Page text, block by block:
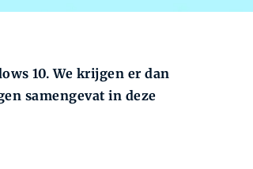
10. We krijgen er dan
samengevat in deze